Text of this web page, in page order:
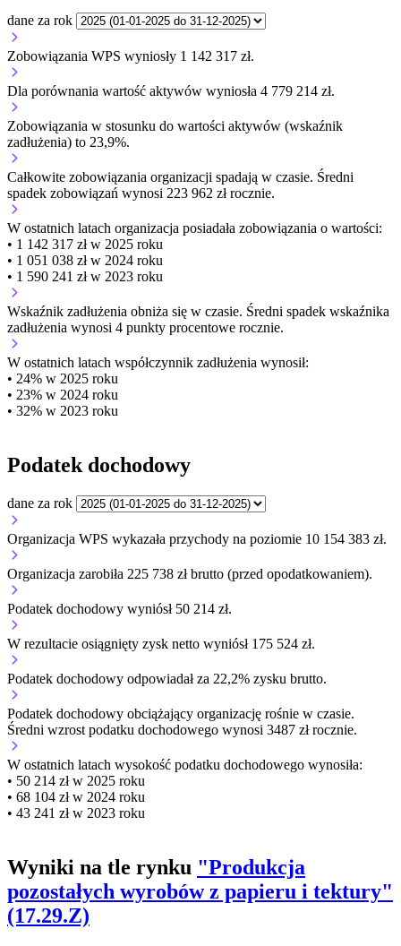
dane za rok
Zobowiązania WPS wyniosły 1 142 317 zł.
Dla porównania wartość aktywów wyniosła 4 779 214 zł.
Zobowiązania w stosunku do wartości aktywów (wskaźnik
zadłużenia) to 23,9%.
Całkowite zobowiązania organizacji spadają w czasie. Średni
spadek zobowiązań wynosi 223 962 zł rocznie.
W ostatnich latach organizacja posiadała zobowiązania o wartości:
• 1 142 317 zł w 2025 roku
• 1 051 038 zł w 2024 roku
• 1 590 241 zł w 2023 roku
Wskaźnik zadłużenia obniża się w czasie. Średni spadek wskaźnika
zadłużenia wynosi 4 punkty procentowe rocznie.
W ostatnich latach współczynnik zadłużenia wynosił:
• 24% w 2025 roku
• 23% w 2024 roku
• 32% w 2023 roku
Podatek dochodowy
dane za rok
Organizacja WPS wykazała przychody na poziomie 10 154 383 zł.
Organizacja zarobiła 225 738 zł brutto (przed opodatkowaniem).
Podatek dochodowy wyniósł 50 214 zł.
W rezultacie osiągnięty zysk netto wyniósł 175 524 zł.
Podatek dochodowy odpowiadał za 22,2% zysku brutto.
Podatek dochodowy obciążający organizację rośnie w czasie.
Średni wzrost podatku dochodowego wynosi 3487 zł rocznie.
W ostatnich latach wysokość podatku dochodowego wynosiła:
• 50 214 zł w 2025 roku
• 68 104 zł w 2024 roku
• 43 241 zł w 2023 roku
Wyniki na tle rynku "Produkcja
pozostałych wyrobów z papieru i tektury"
(17.29.Z)